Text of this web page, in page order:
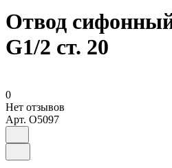
Отвод
G1/2 ст. 20
0
Нет отзывов
Арт. O5097